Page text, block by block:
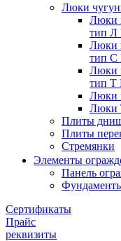
Люки
Люки
тип Л
Люки
тип С
Люки
тип Т
Люки
Люки
Плиты
Плиты
Стремянки
Элементы
Панель
Cертификаты
Прайс
реквизиты